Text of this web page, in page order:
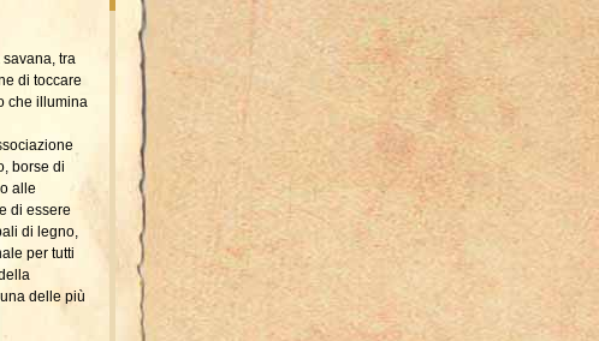
tra
di toccare
che illumina
borse di
alle
di essere
di legno,
per tutti
delle più